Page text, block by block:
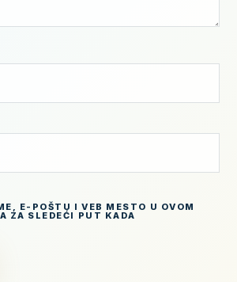
E-POŠTU I VEB MESTO U OVOM
ZA SLEDEĆI PUT KADA